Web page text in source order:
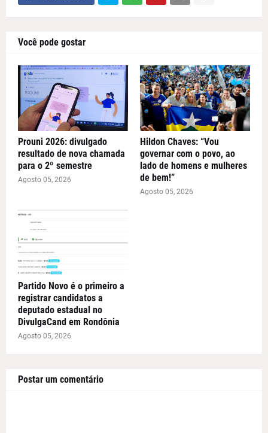
Você pode gostar
Prouni 2026: divulgado
resultado de nova chamada
para o 2º semestre
Agosto 05, 2026
Hildon Chaves: “Vou
governar com o povo, ao
lado de homens e mulheres
de bem!”
Agosto 05, 2026
Partido Novo é o primeiro a
registrar candidatos a
deputado estadual no
DivulgaCand em Rondônia
Agosto 05, 2026
Postar um comentário